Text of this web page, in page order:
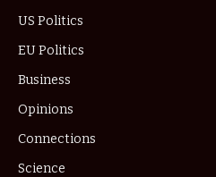
US Politics
EU Politics
Business
Opinions
Connections
Science